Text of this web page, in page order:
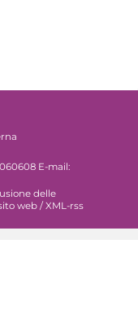
E-mail:
delle
web / XML-rss